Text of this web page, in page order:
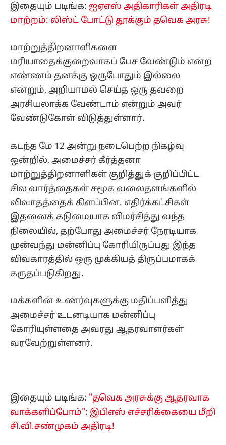
இதையும் படிங்க: ஐஏஎஸ் அதிகாரிகள் அதிரடி
மாற்றம்: லிஸ்ட் போட்டு தூக்கும் தவெக அரசு!
மாற்றுத்திறனாளிகளை
மரியாதைக்குறைவாகப் பேச வேண்டும் என்ற
எண்ணம் தனக்கு ஒருபோதும் இல்லை
என்றும், அறியாமல் செய்த ஒரு தவறை
அரசியலாக்க வேண்டாம் என்றும் அவர்
வேண்டுகோள் விடுத்துள்ளார்.
கடந்த மே 12 அன்று நடைபெற்ற நிகழ்வு
ஒன்றில், அமைச்சர் கீர்த்தனா
மாற்றுத்திறனாளிகள் குறித்துக் குறிப்பிட்ட
சில வார்த்தைகள் சமூக வலைதளங்களில்
விவாதத்தைக் கிளப்பின. எதிர்க்கட்சிகள்
இதனைக் கடுமையாக விமர்சித்து வந்த
நிலையில், தற்போது அமைச்சர் நேரடியாக
முன்வந்து மன்னிப்பு கோரியிருப்பது இந்த
விவகாரத்தில் ஒரு முக்கியத் திருப்பமாகக்
கருதப்படுகிறது.
மக்களின் உணர்வுகளுக்கு மதிப்பளித்து
அமைச்சர் உடனடியாக மன்னிப்பு
கோரியுள்ளதை அவரது ஆதரவாளர்கள்
வரவேற்றுள்ளனர்.
இதையும் படிங்க: "தவெக அரசுக்கு ஆதரவாக
வாக்களிப்போம்": இபிஎஸ் எச்சரிக்கையை மீறி
சி.வி.சண்முகம் அதிரடி!